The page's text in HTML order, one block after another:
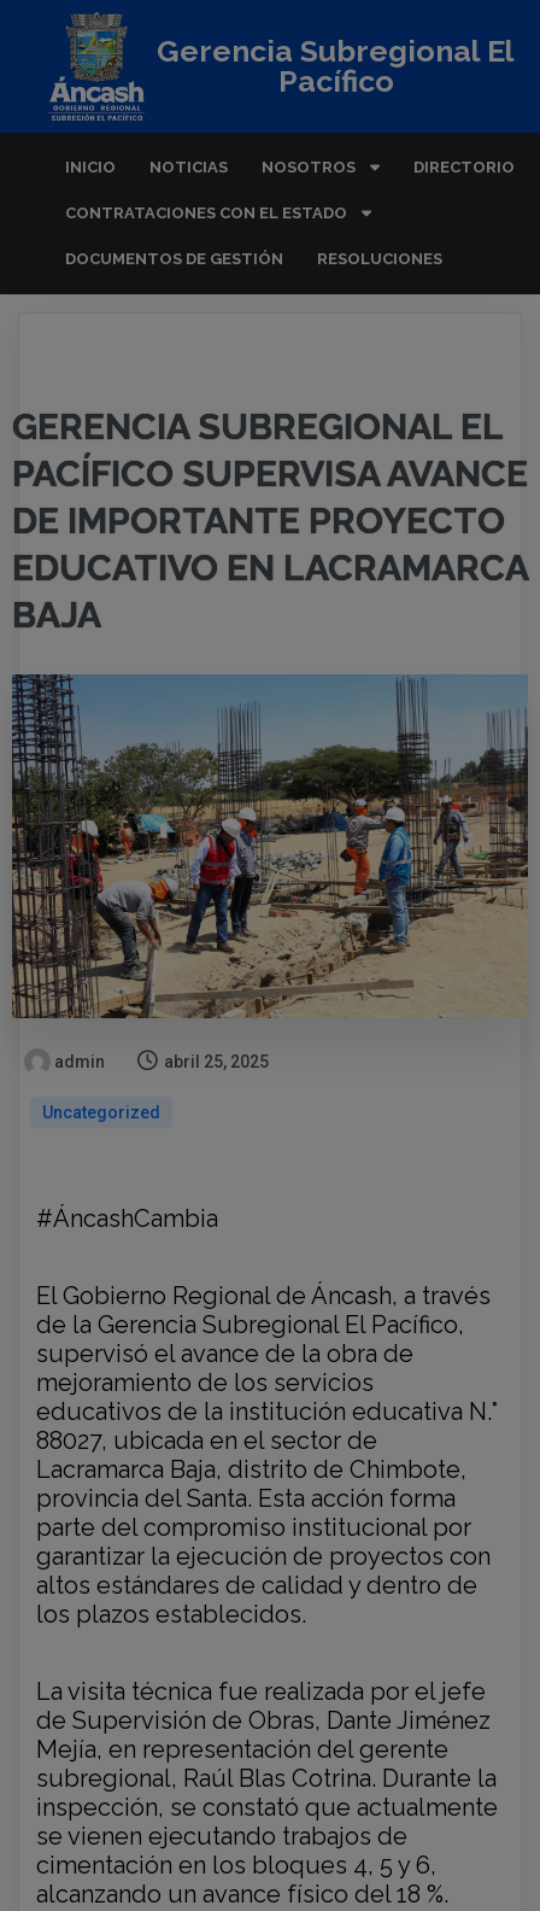
Gerencia Subregional El
Pacífico
INICIO NOTICIAS NOSOTROS DIRECTORIO
CONTRATACIONES CON EL ESTADO
DOCUMENTOS DE GESTIÓN RESOLUCIONES
GERENCIA SUBREGIONAL EL
PACÍFICO SUPERVISA AVANCE
DE IMPORTANTE PROYECTO
EDUCATIVO EN LACRAMARCA
BAJA
admin abril 25, 2025
Uncategorized
#ÁncashCambia
El Gobierno Regional de Áncash, a través
de la Gerencia Subregional El Pacífico,
supervisó el avance de la obra de
mejoramiento de los servicios
educativos de la institución educativa N.°
88027, ubicada en el sector de
Lacramarca Baja, distrito de Chimbote,
provincia del Santa. Esta acción forma
parte del compromiso institucional por
garantizar la ejecución de proyectos con
altos estándares de calidad y dentro de
los plazos establecidos.
La visita técnica fue realizada por el jefe
de Supervisión de Obras, Dante Jiménez
Mejía, en representación del gerente
subregional, Raúl Blas Cotrina. Durante la
inspección, se constató que actualmente
se vienen ejecutando trabajos de
cimentación en los bloques 4, 5 y 6,
alcanzando un avance físico del 18 %.